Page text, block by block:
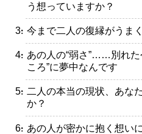
う想っていますか？
・今まで二人の復縁がう
・あの人の“弱さ”……別れた
ころ”に夢中なんです
・二人の本当の現状、あな
か？
・あの人が密かに抱く想い